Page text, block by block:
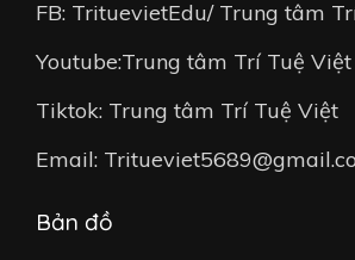
FB: TrituevietEdu/ Trung tâm
Youtube:Trung tâm Trí Tuệ Việt
Tiktok: Trung tâm Trí Tuệ Việt
Email:
Bản đồ